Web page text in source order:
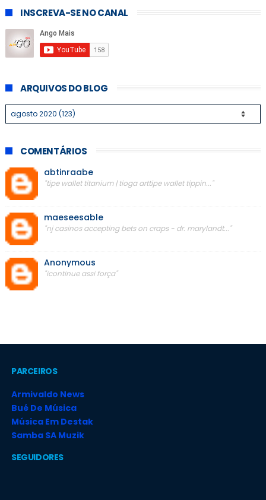
INSCREVA-SE NO CANAL
ARQUIVOS DO BLOG
COMENTÁRIOS
abtinraabe
"tipe wallet titanium | tioga arttipe wallet tippin..."
maeseesable
"nj casinos accepting bets on craps - dr. marylandt..."
Anonymous
"icontinue assi força"
PARCEIROS
Armivaldo News
Bué De Música
Música Em Destak
Samba SA Muzik
SEGUIDORES